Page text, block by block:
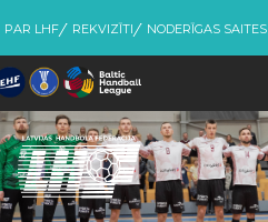
PAR LHF REKVIZĪTI NODERĪGAS SAITES